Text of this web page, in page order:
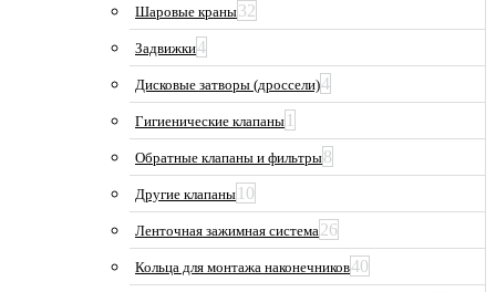
Шаровые краны32
Задвижки4
Дисковые затворы (дроссели)4
Гигиенические клапаны 1
Обратные клапаны и фильтры8
Другие клапаны 10
Ленточная зажимная система26
Кольца для монтажа наконечников40